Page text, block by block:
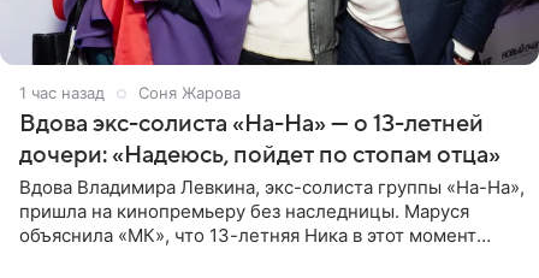
1 час назад Соня Жарова
Вдова экс-солиста «На-На» — о 13-летней
дочери: «Надеюсь, пойдет по стопам отца»
Вдова Владимира Левкина, экс-солиста группы «На-На»,
пришла на кинопремьеру без наследницы. Маруся
объяснила «МК», что 13-летняя Ника в этот момент